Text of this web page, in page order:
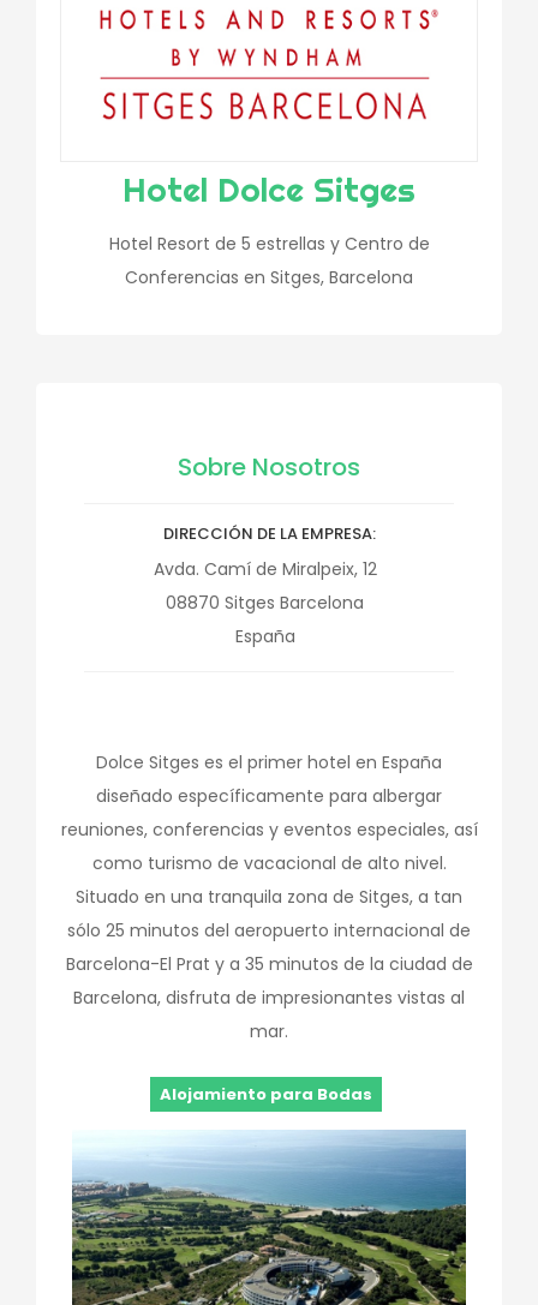
Hotel Dolce Sitges
Hotel Resort de 5 estrellas y Centro de
Conferencias en Sitges, Barcelona
Sobre Nosotros
DIRECCIÓN DE LA EMPRESA
Avda. Camí de Miralpeix, 12
08870 Sitges Barcelona
España
Dolce Sitges es el primer hotel en España
diseñado específicamente para albergar
reuniones, conferencias y eventos especiales, así
como turismo de vacacional de alto nivel.
Situado en una tranquila zona de Sitges, a tan
sólo 25 minutos del aeropuerto internacional de
Barcelona-El Prat y a 35 minutos de la ciudad de
Barcelona, disfruta de impresionantes vistas al
mar.
Alojamiento para Bodas